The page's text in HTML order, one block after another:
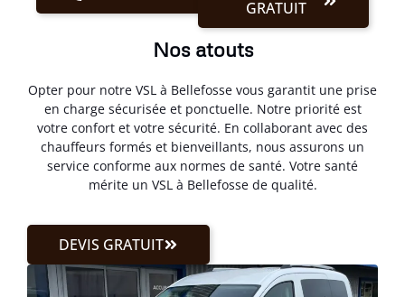
GRATUIT
Nos atouts
Opter pour notre VSL à Bellefosse vous garantit une prise
en charge sécurisée et ponctuelle. Notre priorité est
votre confort et votre sécurité. En collaborant avec des
chauffeurs formés et bienveillants, nous assurons un
service conforme aux normes de santé. Votre santé
mérite un VSL à Bellefosse de qualité.
DEVIS GRATUIT